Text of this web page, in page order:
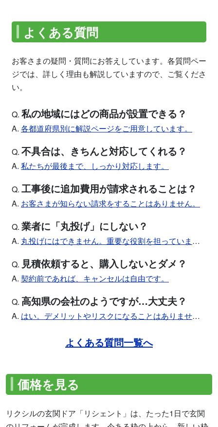
よくある質問
お客さまの疑問・質問にお答えしています。各質問ペー
ジでは、詳しく理由も解説していますので、ご覧くださ
い。
Q. 私の地域にはどの商品が設置できる？
A. 各都道府県別に解説ページをご用意しています。
Q. 不具合は、きちんと対応してくれる？
A. 私たちが最後まで、しっかり対応します。
Q. 工事後に追加費用が請求されることは？
A. お客さまが知らない請求をすることはありません。
Q. 業者に「丸投げ」にしない？
A. 丸投げにはできません。重要な役割を担っています。
Q. 見積依頼すると、購入しないとダメ？
A. 契約前であれば、キャンセルは自由です。
Q. 高知県の会社のようですが…大丈夫？
A. はい。デメリットやリスクになることはありません。
よくある質問一覧へ
価格を見る
リクシルの玄関ドア「リシェント」は、たった1日で玄関